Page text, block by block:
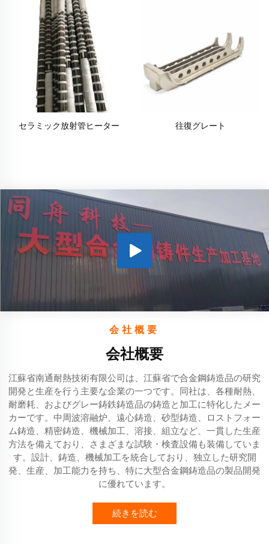
セラミック放射管ヒーター 往復グレート
会社概要
会社概要
江蘇省南通耐熱技術有限公司は、江蘇省で合金鋼鋳造品の研究
開発と生産を行う主要な企業の一つです。同社は、各種耐熱、
耐磨耗、およびグレー鋳鉄鋳造品の鋳造と加工に特化したメー
カーです。中周波溶融炉、遠心鋳造、砂型鋳造、ロストフォー
ム鋳造、精密鋳造、機械加工、溶接、組立など、一貫した生産
方法を備えており、さまざまな試験・検査設備も装備していま
す。設計、鋳造、機械加工を統合しており、独立した研究開
発、生産、加工能力を持ち、特に大型合金鋼鋳造品の製品開発
に優れています。
続きを読む